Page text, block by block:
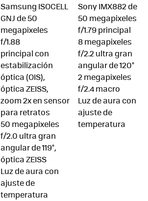
Samsung ISOCELL
GNJ de 50
megapixeles
f/1.88
principal con
estabilización
óptica (OIS),
óptica ZEISS,
zoom 2x en sensor
para retratos
50 megapixeles
f/2.0 ultra gran
angular de 119°,
óptica ZEISS
Luz de aura con
ajuste de
temperatura
Sony IMX882 de
50 megapixeles
f/1.79 principal
8 megapixeles
f/2.2 ultra gran
angular de 120°
2 megapixeles
f/2.4 macro
Luz de aura con
ajuste de
temperatura